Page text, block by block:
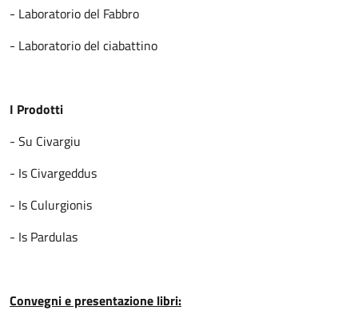
- Laboratorio del Fabbro
- Laboratorio del ciabattino
I Prodotti
- Su Civargiu
- Is Civargeddus
- Is Culurgionis
- Is Pardulas
Convegni e presentazione libri: